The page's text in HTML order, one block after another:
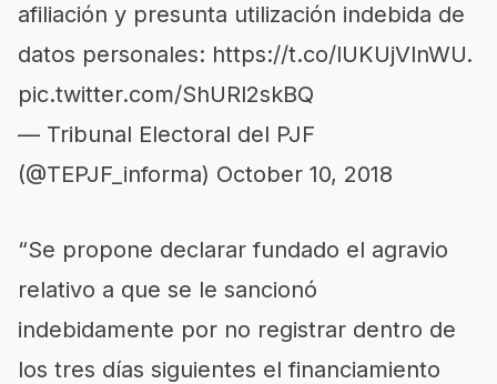
afiliación y presunta utilización indebida de
datos personales: https://t.co/lUKUjVlnWU.
pic.twitter.com/ShURl2skBQ
— Tribunal Electoral del PJF
(@TEPJF_informa) October 10, 2018
“Se propone declarar fundado el agravio
relativo a que se le sancionó
indebidamente por no registrar dentro de
los tres días siguientes el financiamiento